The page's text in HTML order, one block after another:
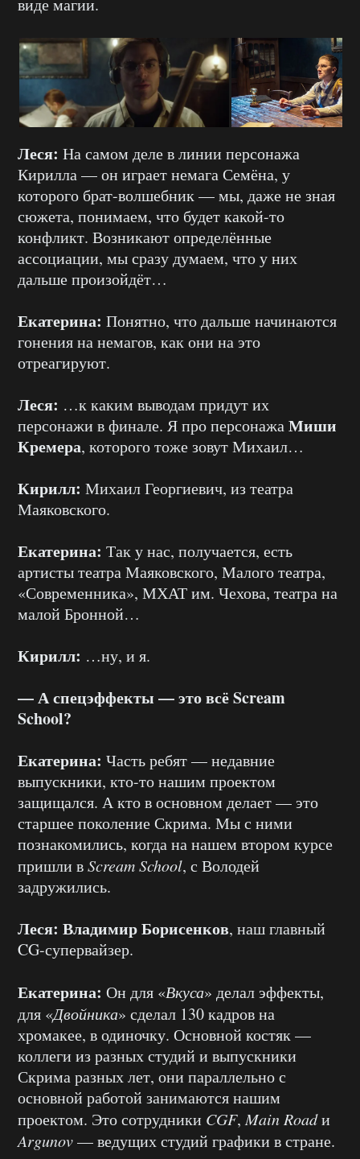
виде магии.
Леся: На самом деле в линии персонажа
Кирилла — он играет немага Семёна, у
которого брат-волшебник — мы, даже не зная
сюжета, понимаем, что будет какой-то
конфликт. Возникают определённые
ассоциации, мы сразу думаем, что у них
дальше произойдёт…
Екатерина: Понятно, что дальше начинаются
гонения на немагов, как они на это
отреагируют.
Леся: …к каким выводам придут их
персонажи в финале. Я про персонажаМиши
Кремера, которого тоже зовут Михаил…
Кирилл: Михаил Георгиевич, из театра
Маяковского.
Екатерина: Так у нас, получается, есть
артисты театра Маяковского, Малого театра,
«Современника», МХАТ им. Чехова, театра на
малой Бронной…
Кирилл: …ну, и я.
— А спецэффекты — это всё Scream
School?
Екатерина: Часть ребят — недавние
выпускники, кто-то нашим проектом
защищался. А кто в основном делает — это
старшее поколение Скрима. Мы с ними
познакомились, когда на нашем втором курсе
пришли вScream School, с Володей
задружились.
Леся: Владимир Борисенков, наш главный
CG-супервайзер.
Екатерина: Он для «Вкуса» делал эффекты,
для «Двойника» сделал 130 кадров на
хромакее, в одиночку. Основной костяк —
коллеги из разных студий и выпускники
Скрима разных лет, они параллельно с
основной работой занимаются нашим
проектом. Это сотрудники CGF,Main Roadи
Argunov— ведущих студий графики в стране.